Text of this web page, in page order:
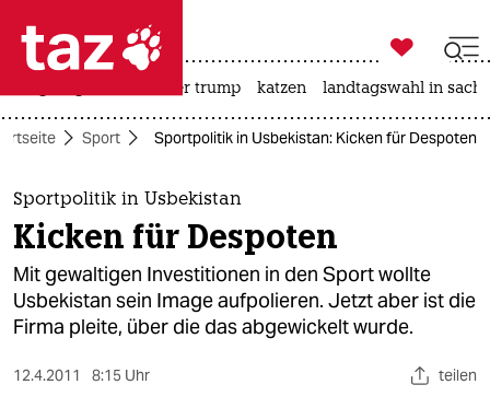
 taz zahl ich
taz zahl ich
themen
politik
öko
gesellschaft

taz zahl ich
usa unter trump katzen landtagswahl in
Sport Sportpolitik in Usbekistan: Kicken für Despoten
Sportpolitik in Usbekistan
Kicken für Despoten
Mit gewaltigen Investitionen in den Sport wollte
Usbekistan sein Image aufpolieren. Jetzt aber ist die
Firma pleite, über die das abgewickelt wurde.
12.4.2011 8:15 Uhr teilen